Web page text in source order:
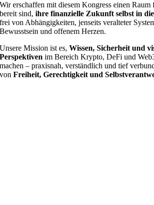
Wir erschaffen mit diesem Kongress einen Raum
bereit sind,ihre finanzielle Zukunft selbst in
frei von Abhängigkeiten, jenseits veralteter
Bewusstsein und offenem Herzen.
Unsere Mission ist es,Wissen, Sicherheit und
Perspektiven im Bereich Krypto, DeFi und
machen – praxisnah, verständlich und tief
vonFreiheit, Gerechtigkeit und